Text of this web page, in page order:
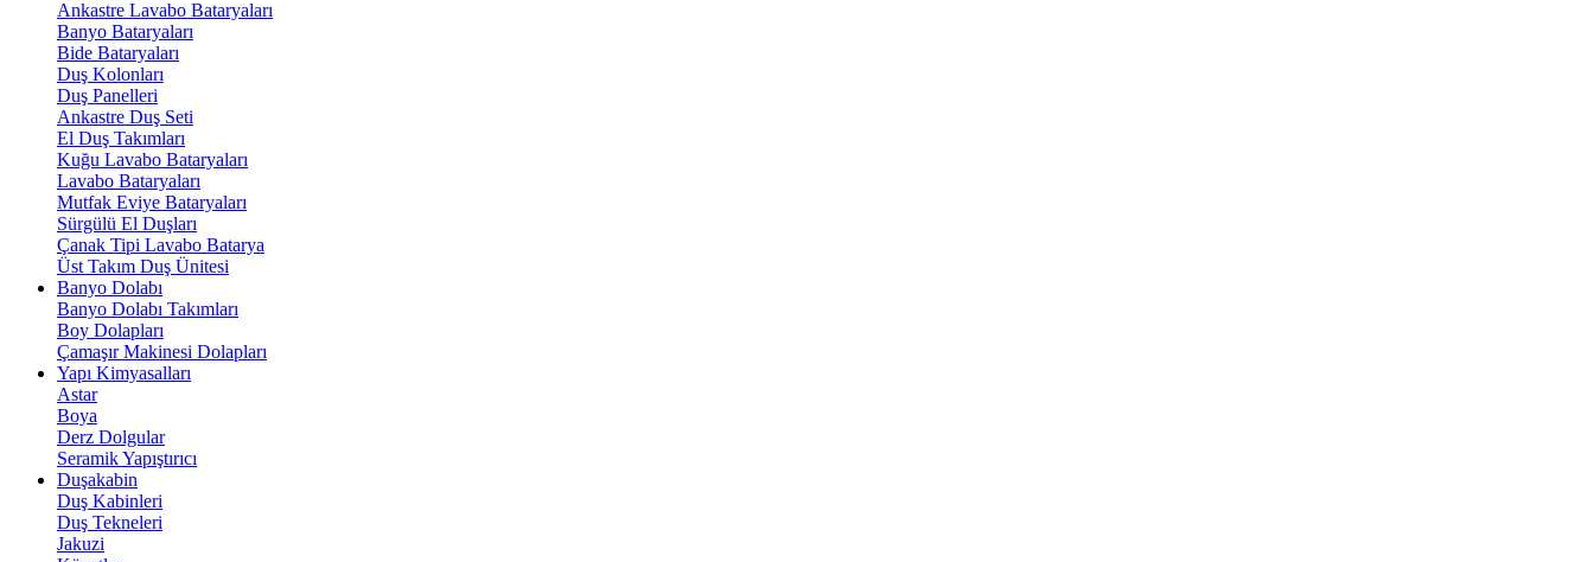
Ankastre Lavabo Bataryaları
Banyo Bataryaları
Bide Bataryaları
Duş Kolonları
Duş Panelleri
Ankastre Duş Seti
El Duş Takımları
Kuğu Lavabo Bataryaları
Lavabo Bataryaları
Mutfak Eviye Bataryaları
Sürgülü El Duşları
Çanak Tipi Lavabo Batarya
Üst Takım Duş Ünitesi
Banyo Dolabı
Banyo Dolabı Takımları
Boy Dolapları
Çamaşır Makinesi Dolapları
Yapı Kimyasalları
Astar
Boya
Derz Dolgular
Seramik Yapıştırıcı
Duşakabin
Duş Kabinleri
Duş Tekneleri
Jakuzi